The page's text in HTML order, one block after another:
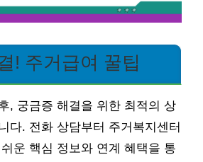
! 주거급여 꿀팁
, 궁금증 해결을 위한 최적의 상
다. 전화 상담부터 주거복지센터
운 핵심 정보와 연계 혜택을 통